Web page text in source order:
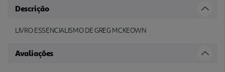
Descrição
LIVRO ESSENCIALISMO DE GREG MCKEOWN
Avaliações